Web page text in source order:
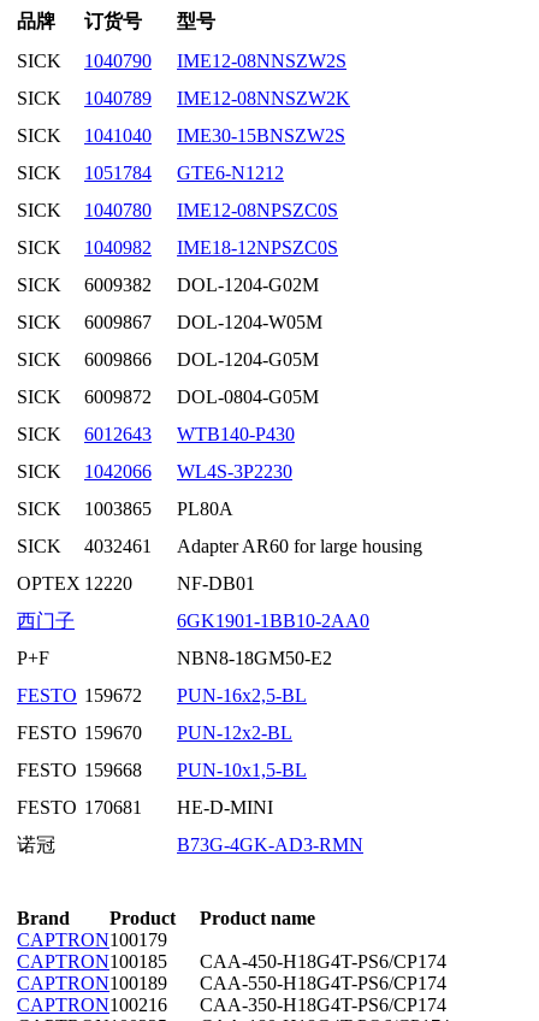
品牌
订货号
型号
SICK
1040790
IME12-08NNSZW2S
SICK
1040789
IME12-08NNSZW2K
SICK
1041040
IME30-15BNSZW2S
SICK
1051784
GTE6-N1212
SICK
1040780
IME12-08NPSZC0S
SICK
1040982
IME18-12NPSZC0S
SICK
6009382
DOL-1204-G02M
SICK
6009867
DOL-1204-W05M
SICK
6009866
DOL-1204-G05M
SICK
6009872
DOL-0804-G05M
SICK
6012643
WTB140-P430
SICK
1042066
WL4S-3P2230
SICK
1003865
PL80A
SICK
4032461
Adapter AR60 for large housing
OPTEX 12220
NF-DB01
西门子
6GK1901-1BB10-2AA0
P+F
NBN8-18GM50-E2
FESTO 159672
PUN-16x2,5-BL
FESTO 159670
PUN-12x2-BL
FESTO 159668
PUN-10x1,5-BL
FESTO 170681
HE-D-MINI
诺冠
B73G-4GK-AD3-RMN
Brand Product
Product name
CAPTRON100179
CAPTRON100185
CAA-450-H18G4T-PS6/CP174
CAPTRON100189
CAA-550-H18G4T-PS6/CP174
CAPTRON100216
CAA-350-H18G4T-PS6/CP174